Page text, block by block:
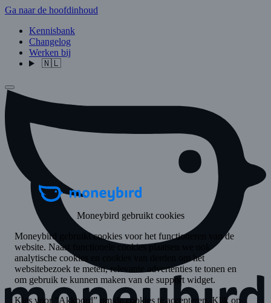
Ga naar de hoofdinhoud
Kennisbank
Changelog
Werken bij
🇳🇱